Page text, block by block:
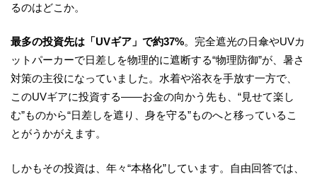
るのはどこか。
最多の投資先は「UVギア」で約37%。完全遮光の日傘やUVカ
ットパーカーで日差しを物理的に遮断する“物理防御”が、暑さ
対策の主役になっていました。水着や浴衣を手放す一方で、
このUVギアに投資する——お金の向かう先も、“見せて楽し
む”ものから“日差しを遮り、身を守る”ものへと移っているこ
とがうかがえます。
しかもその投資は、年々“本格化”しています。自由回答では、